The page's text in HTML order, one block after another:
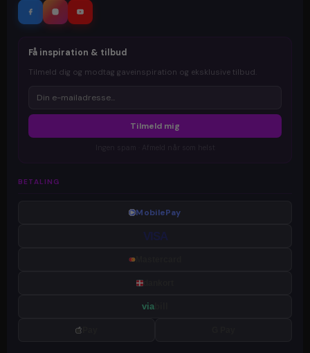
Få inspiration & tilbud
Tilmeld dig og modtag gaveinspiration og eksklusive tilbud.
Tilmeld mig
BETALING
MobilePay
VISA
via